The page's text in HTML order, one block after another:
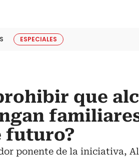
ESPECIALES
que
futuro?
ponente de la iniciativa,